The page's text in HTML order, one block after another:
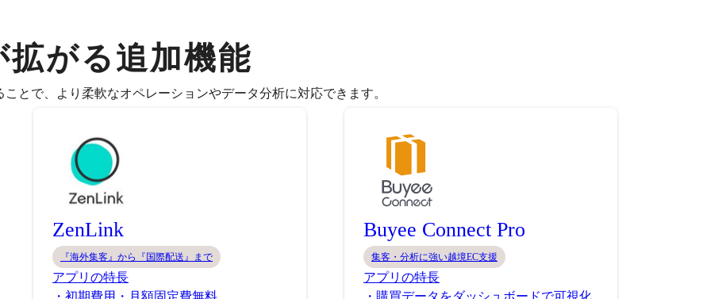
がる追加機能
とで、より柔軟なオペレーションやデータ分析に対応できます。
ZenLink
『海外集客』から『国際配送』まで
アプリの特長
・初期費用・月額固定費無料
Buyee Connect Pro
集客・分析に強い越境EC支援
アプリの特長
・購買データをダッシュボードで可視化